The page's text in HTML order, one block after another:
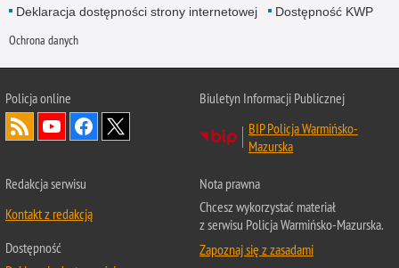
Deklaracja dostępności strony internetowej
Dostępność KWP
Ochrona danych
Policja online
Biuletyn Informacji Publicznej
BIP Policja Warmińsko-
Mazurska
Redakcja serwisu
Kontakt z redakcją
Dostępność
Nota prawna
Chcesz wykorzystać materiał
z serwisu Policja Warmińsko-Mazurska.
Zapoznaj się z zasadami